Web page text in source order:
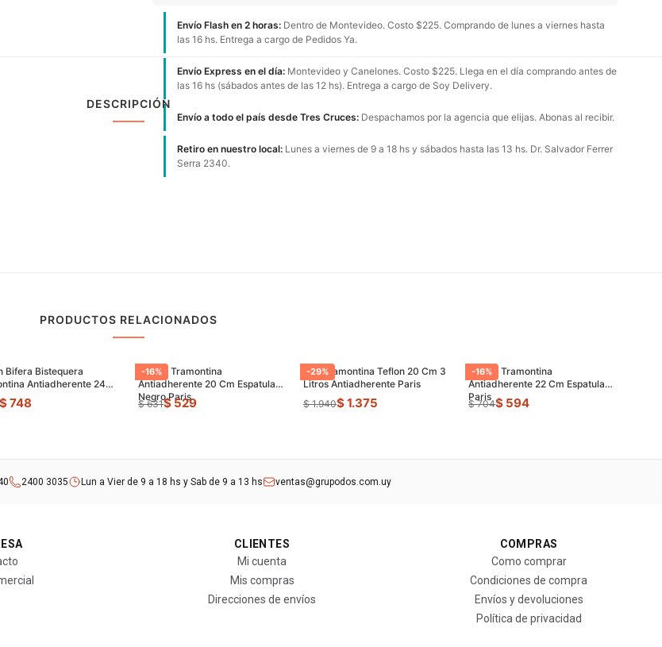
Envío Flash en 2 horas: Dentro de Montevideo. Costo $225. Comprando de lunes a viernes hasta
las 16 hs. Entrega a cargo de Pedidos Ya.
Envío Express en el día: Montevideo y Canelones. Costo $225. Llega en el día comprando antes de
las 16 hs (sábados antes de las 12 hs). Entrega a cargo de Soy Delivery.
Envío a todo el país desde Tres Cruces: Despachamos por la agencia que elijas. Abonas al recibir.
Retiro en nuestro local: Lunes a viernes de 9 a 18 hs y sábados hasta las 13 hs. Dr. Salvador Ferrer
Serra 2340.
DESCRIPCIÓN
PRODUCTOS RELACIONADOS
Bifera Bistequera
Antiadherente 24
$ 748
-16%
Sarten Tramontina
Antiadherente 20 Cm Espatula
Negro Paris
$ 631$ 529
-29%
Olla Tramontina Teflon 20 Cm 3
Litros Antiadherente Paris
$ 1.940$ 1.375
-16%
Sarten Tramontina
Antiadherente 22 Cm Espatula
Paris
$ 704$ 594
2400 3035 Lun a Vier de 9 a 18 hs y Sab de 9 a 13 hs ventas@grupodos.com.uy
CLIENTES
Mi cuenta
Mis compras
Direcciones de envíos
COMPRAS
Como comprar
Condiciones de compra
Envíos y devoluciones
Política de privacidad